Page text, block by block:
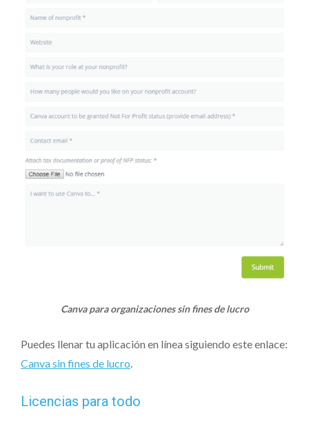
Canva para organizaciones sin fines de lucro
Puedes llenar tu aplicación en línea siguiendo este enlace:
Canva sin fines de lucro
Licencias para todo